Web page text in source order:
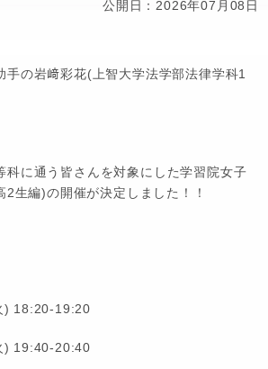
公開日：2026年07月08日
手の岩﨑彩花(上智大学法学部法律学科1
科に通う皆さんを対象にした学習院女子
生編)の開催が決定しました！！
) 18:20-19:20
) 19:40-20:40